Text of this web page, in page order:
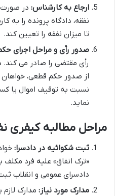
ارجاع به کارشناس: در صورت
نفقه، دادگاه پرونده را به
تا میزان نفقه را تعیین کند.
صدور رأی و مراحل اجرای
رأی مقتضی را صادر می
از صدور حکم قطعی، خواهان
نسبت به توقیف اموال یا
نماید.
مراحل مطالبه کیفری
ثبت شکوائیه در دادسرا:
«ترک انفاق» علیه فرد مکلف
دادسرای عمومی و انقلاب
مدارک مورد نیاز: مدارک